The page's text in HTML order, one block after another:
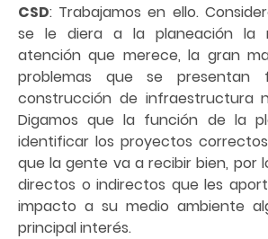
CSD: Trabajamos en ello.
se le diera a la planeación la
atención que merece, la gran
problemas que se
construcción de infraestructura
Digamos que la función de la
identificar los proyectos
que la gente va a recibir bien, por
directos o indirectos que les
impacto a su medio ambiente
principal interés.